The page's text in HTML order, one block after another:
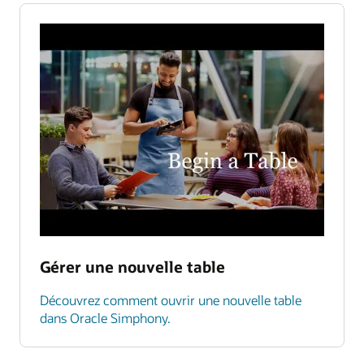
Gérer une nouvelle table
Découvrez comment ouvrir une nouvelle table
dans Oracle Simphony.